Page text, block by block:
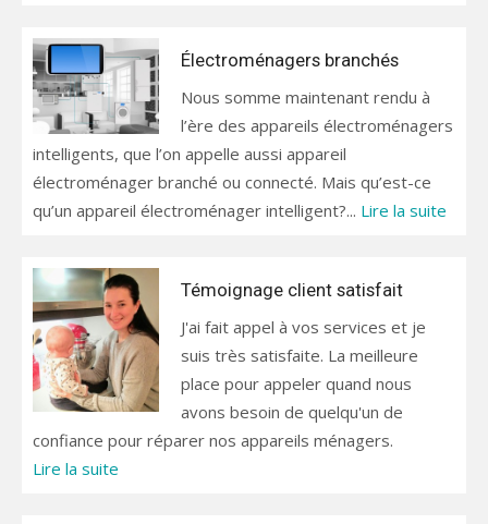
Électroménagers branchés
Nous somme maintenant rendu à
l’ère des appareils électroménagers
intelligents, que l’on appelle aussi appareil
électroménager branché ou connecté. Mais qu’est-ce
qu’un appareil électroménager intelligent?... Lire la suite
Témoignage client satisfait
J'ai fait appel à vos services et je
suis très satisfaite. La meilleure
place pour appeler quand nous
avons besoin de quelqu'un de
confiance pour réparer nos appareils ménagers.
Lire la suite